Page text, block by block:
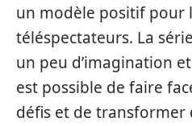
un modèle positif pour
téléspectateurs. La
un peu d’imagination
est possible de faire
défis et de transformer